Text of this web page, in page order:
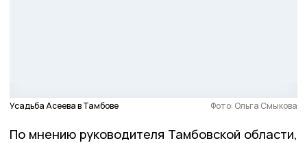
Усадьба Асеева в Тамбове Фото: Ольга Смыкова
По мнению руководителя Тамбовской области,